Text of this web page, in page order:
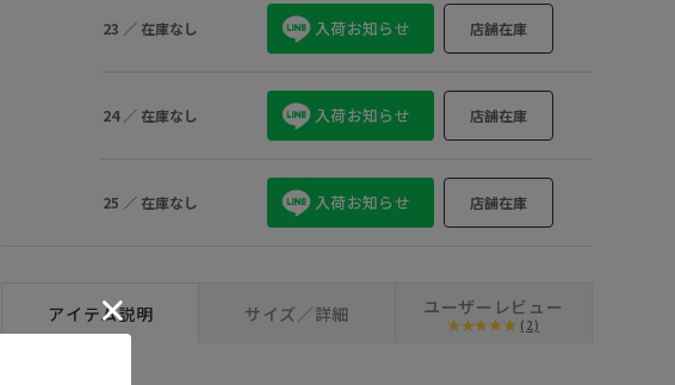
23 ／ 在庫なし 入荷お知らせ 店舗在庫
24 ／ 在庫なし 入荷お知らせ 店舗在庫
25 ／ 在庫なし 入荷お知らせ 店舗在庫
アイテム説明 サイズ／詳細 ユーザーレビュー
(2)